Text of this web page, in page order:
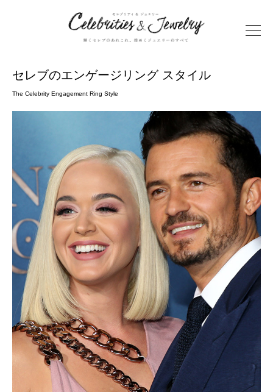
セレブのエンゲージリング スタイル
The Celebrity Engagement Ring Style